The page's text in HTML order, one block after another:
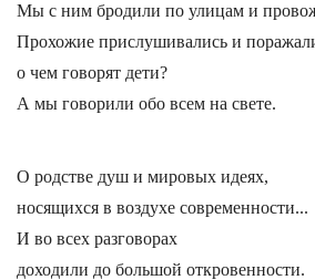
Мы с ним бродили по улицам и
Прохожие прислушивались и
о чем говорят дети?
А мы говорили обо всем на свете.
О родстве душ и мировых идеях,
носящихся в воздухе современности...
И во всех разговорах
доходили до большой откровенности.